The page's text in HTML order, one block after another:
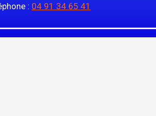
: 04 91 34 65 41